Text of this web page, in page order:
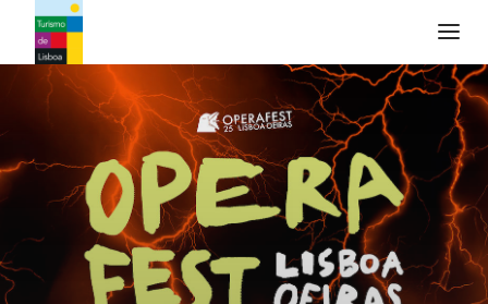
Logo di Turismo de Lisboa